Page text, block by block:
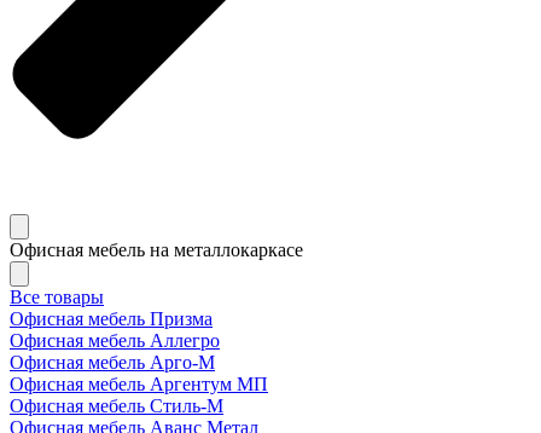
Офисная мебель на металлокаркасе
Все товары
Офисная мебель Призма
Офисная мебель Аллегро
Офисная мебель Арго-М
Офисная мебель Аргентум МП
Офисная мебель Стиль-М
Офисная мебель Аванс Метал